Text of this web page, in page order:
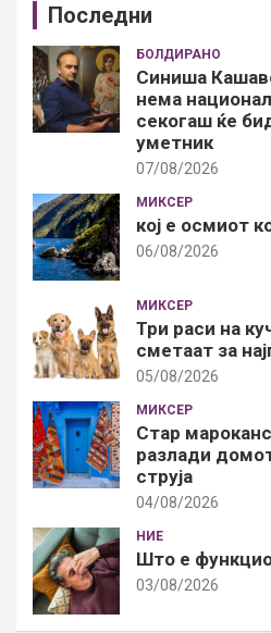
Последни
БОЛДИРАНО
Синиша
нема
секогаш ќе
уметник
07/08/2026
МИКСЕР
кој е осмиот
06/08/2026
МИКСЕР
Три раси на
сметаат за
05/08/2026
МИКСЕР
Стар
разлади
струја
04/08/2026
НИЕ
Што е
03/08/2026